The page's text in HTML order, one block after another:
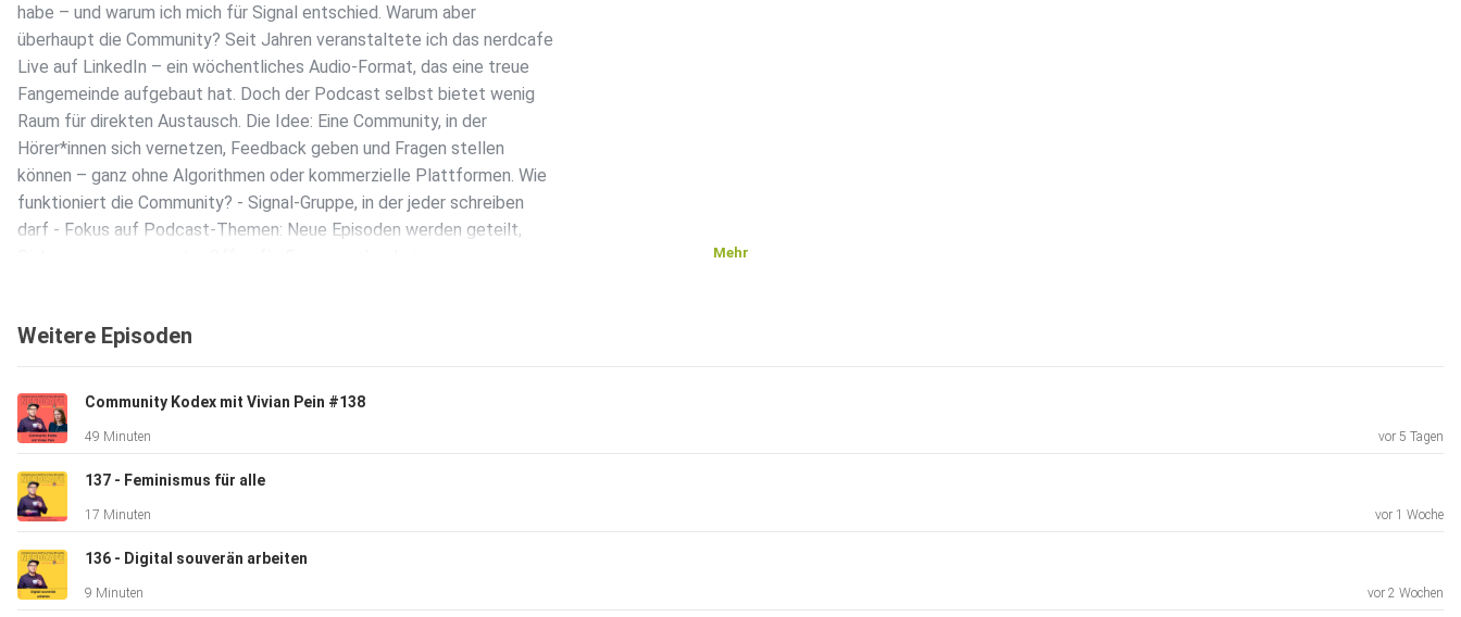
habe – und warum ich mich für Signal entschied. Warum aber
überhaupt die Community? Seit Jahren veranstaltete ich das nerdcafe
Live auf LinkedIn – ein wöchentliches Audio-Format, das eine treue
Fangemeinde aufgebaut hat. Doch der Podcast selbst bietet wenig
Raum für direkten Austausch. Die Idee: Eine Community, in der
Hörer*innen sich vernetzen, Feedback geben und Fragen stellen
können – ganz ohne Algorithmen oder kommerzielle Plattformen. Wie
funktioniert die Community? - Signal-Gruppe, in der jeder schreiben
darf - Fokus auf Podcast-Themen: Neue Episoden werden geteilt,
Gruppe bzw Community ein:
verbindet - Hier gehts zur nerdcafe Playlist:
https://play.nerdcafe.online Austausch verbindet auch - Hier gehts
zur nerdcafe Gruppe bei Signal: https://sofa.nerdcafe.online Was
ist das nerdcafe? Im nerdcafe Podcast dreht sich alles um
WordPress, Hosting, Content-Management-Systeme und Web-Themen. Du
verwaltest - welches Hosting zu deinem Projekt passt - warum
Backups und Updates wichtig sind - welche Tools dir bei deiner
Mehr
Weitere Episoden
Community Kodex mit Vivian Pein #138
49 Minuten vor 5 Tagen
137 - Feminismus für alle
17 Minuten vor 1 Woche
136 - Digital souverän arbeiten
9 Minuten vor 2 Wochen